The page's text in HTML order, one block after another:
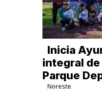
Inicia
integral
Parque
Noreste